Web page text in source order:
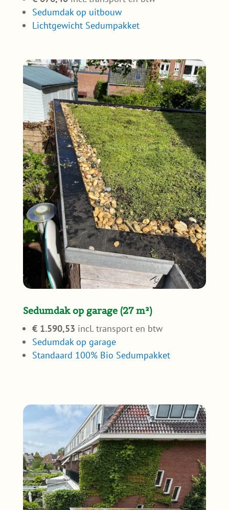
Sedumdak op uitbouw
Lichtgewicht Sedumpakket
Sedumdak op garage (27 m²)
€ 1.590,53 incl. transport en btw
Sedumdak op garage
Standaard 100% Bio Sedumpakket